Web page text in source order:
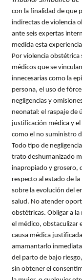
con la finalidad de que
indirectas de violencia
ante seis expertas
medida esta
Por violencia obstétrica
médicos que se
innecesarias como la
persona, el uso de
negligencias y
neonatal: el raspaje de
justificación médica y
como el no suministro
Todo tipo de
trato deshumanizado
inapropiado y grosero,
respecto al estado de
sobre la evolución del
salud. No atender
obstétricas. Obligar a
el médico, obstaculizar
causa médica
amamantarlo
del parto de bajo
sin obtener el